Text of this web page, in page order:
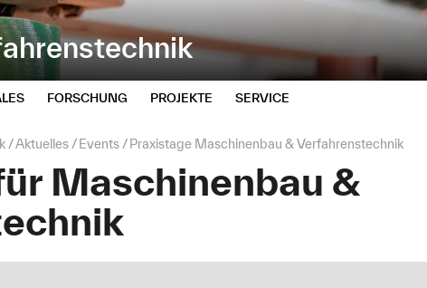
FORSCHUNG PROJEKTE SERVICE
Aktuelles Events Praxistage Maschinenbau & Verfahrenstechnik
Maschinenbau &